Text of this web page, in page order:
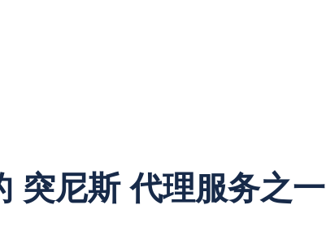
突尼斯 代理服务之一